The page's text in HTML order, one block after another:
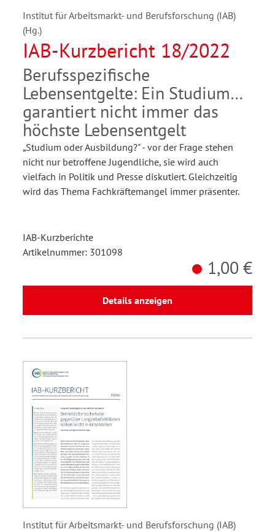
Institut für Arbeitsmarkt- und Berufsforschung (IAB)
(Hg.)
IAB-Kurzbericht 18/2022
Berufsspezifische
Lebensentgelte: Ein Studium
garantiert nicht immer das
höchste Lebensentgelt
„Studium oder Ausbildung?" - vor der Frage stehen
nicht nur betroffene Jugendliche, sie wird auch
vielfach in Politik und Presse diskutiert. Gleichzeitig
wird das Thema Fachkräftemangel immer präsenter.
IAB-Kurzberichte
Artikelnummer: 301098
1,00 €
Details anzeigen
Institut für Arbeitsmarkt- und Berufsforschung (IAB)